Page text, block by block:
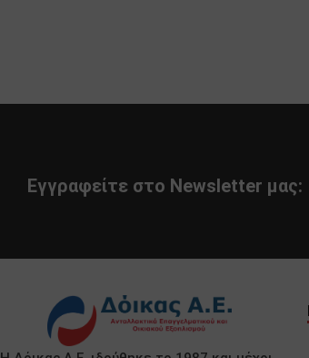
Εγγραφείτε στο Newsletter μας: